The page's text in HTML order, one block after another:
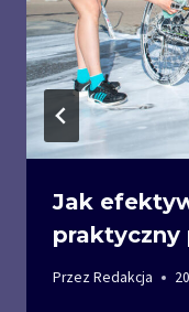
Jak
praktyczny
PrzezRedakcja